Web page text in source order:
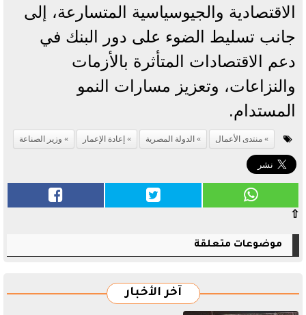
الاقتصادية والجيوسياسية المتسارعة، إلى
جانب تسليط الضوء على دور البنك في
دعم الاقتصادات المتأثرة بالأزمات
والنزاعات، وتعزيز مسارات النمو
المستدام.
منتدى الأعمال الدولة المصرية إعادة الإعمار وزير الصناعة
⇧
موضوعات متعلقة
آخر الأخبار